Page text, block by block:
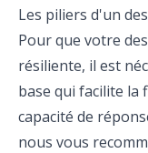
Les piliers d'un
Pour que votre
résiliente, il est
base qui facilite la
capacité de
nous vous